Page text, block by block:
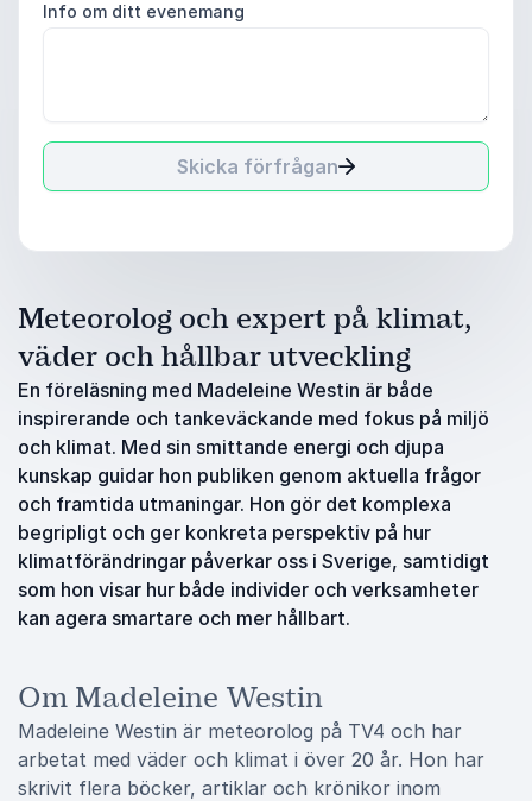
Info om ditt evenemang
Skicka förfrågan
Meteorolog och expert på klimat,
väder och hållbar utveckling
En föreläsning med Madeleine Westin är både
inspirerande och tankeväckande med fokus på miljö
och klimat. Med sin smittande energi och djupa
kunskap guidar hon publiken genom aktuella frågor
och framtida utmaningar. Hon gör det komplexa
begripligt och ger konkreta perspektiv på hur
klimatförändringar påverkar oss i Sverige, samtidigt
som hon visar hur både individer och verksamheter
kan agera smartare och mer hållbart.
Om Madeleine Westin
Madeleine Westin är meteorolog på TV4 och har
arbetat med väder och klimat i över 20 år. Hon har
skrivit flera böcker, artiklar och krönikor inom